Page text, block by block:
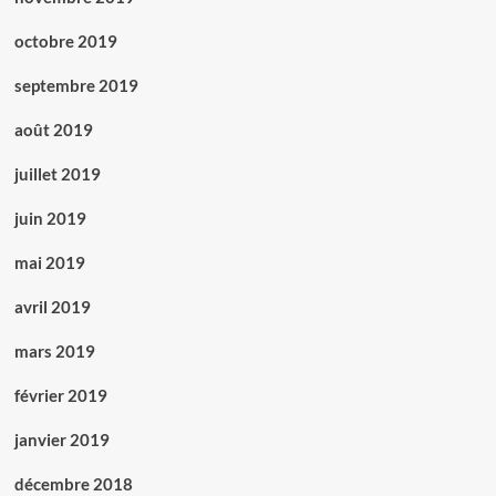
octobre 2019
septembre 2019
août 2019
juillet 2019
juin 2019
mai 2019
avril 2019
mars 2019
février 2019
janvier 2019
décembre 2018